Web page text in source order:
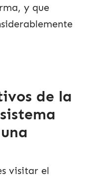
y que
de la
visitar el